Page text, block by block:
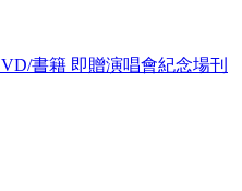
書籍 即贈演唱會紀念場刊